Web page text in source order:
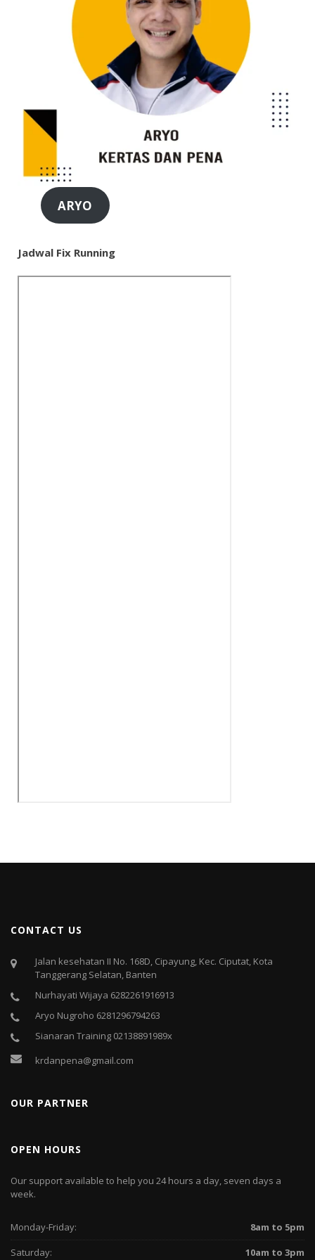
ARYO
Jadwal Fix Running
CONTACT US
Jalan kesehatan II No. 168D, Cipayung, Kec. Ciputat, Kota
Tanggerang Selatan, Banten
Nurhayati Wijaya 6282261916913
Aryo Nugroho 6281296794263
Sianaran Training 02138891989x
krdanpena@gmail.com
OUR PARTNER
OPEN HOURS
Our support available to help you 24 hours a day, seven days a
week.
Monday-Friday:
8am to 5pm
Saturday:
10am to 3pm